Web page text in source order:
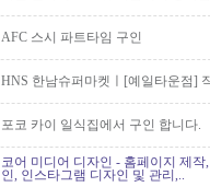
AFC 스시 파트타임 구인
HNS 한남슈퍼마켓ㅣ[예일타운점]
포코 카이 일식집에서 구인 합니다.
코어 미디어 디자인 - 홈페이지 제
인, 인스타그램 디자인 및 관리,..